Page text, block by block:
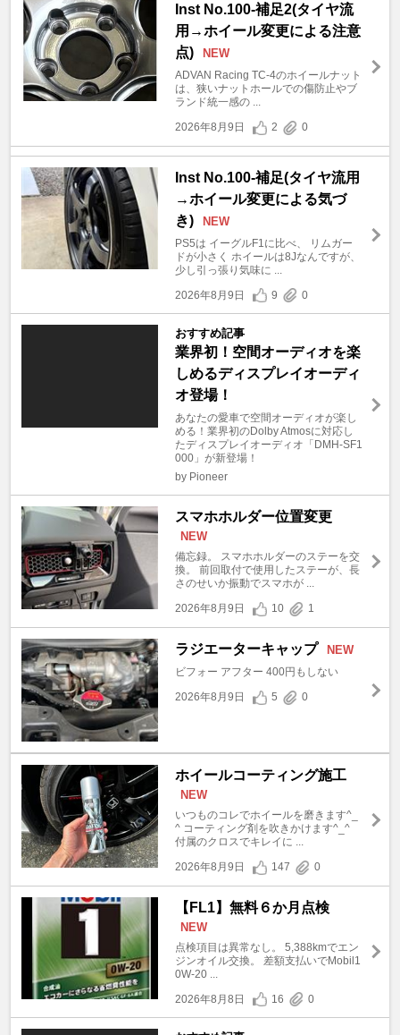
Inst No.100-補足2(タイヤ流
用→ホイール変更による注意
点)
NEW
ADVAN Racing TC-4のホイールナット
は、狭いナットホールでの傷防止やブ
ランド統一感の ...
2026年8月9日
2 0
Inst No.100-補足(タイヤ流用
→ホイール変更による気づ
き)
NEW
PS5は イーグルF1に比べ、 リムガー
ドが小さく ホイールは8Jなんですが、
少し引っ張り気味に ...
2026年8月9日
9 0
おすすめ記事
業界初！空間オーディオを楽
しめるディスプレイオーディ
オ登場！
あなたの愛車で空間オーディオが楽し
める！業界初のDolby Atmosに対応し
たディスプレイオーディオ「DMH-SF1
000」が新登場！
by Pioneer
スマホホルダー位置変更
NEW
備忘録。 スマホホルダーのステーを交
換。 前回取付で使用したステーが、長
さのせいか振動でスマホが ...
2026年8月9日
10 1
ラジエーターキャップ NEW
ビフォー アフター 400円もしない
2026年8月9日
5 0
ホイールコーティング施工
NEW
いつものコレでホイールを磨きます^_
^ コーティング剤を吹きかけます^_^
付属のクロスでキレイに ...
2026年8月9日
147 0
【FL1】無料６か月点検
NEW
点検項目は異常なし。 5,388kmでエン
ジンオイル交換。 差額支払いでMobil1
0W-20 ...
2026年8月8日
16 0